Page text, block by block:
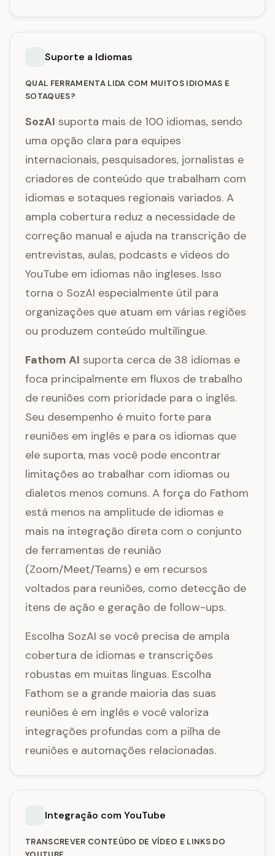
Suporte a Idiomas
QUAL FERRAMENTA LIDA COM MUITOS IDIOMAS E
SOTAQUES?
SozAI suporta mais de 100 idiomas, sendo
uma opção clara para equipes
internacionais, pesquisadores, jornalistas e
criadores de conteúdo que trabalham com
idiomas e sotaques regionais variados. A
ampla cobertura reduz a necessidade de
correção manual e ajuda na transcrição de
entrevistas, aulas, podcasts e vídeos do
YouTube em idiomas não ingleses. Isso
torna o SozAI especialmente útil para
organizações que atuam em várias regiões
ou produzem conteúdo multilíngue.
Fathom AI suporta cerca de 38 idiomas e
foca principalmente em fluxos de trabalho
de reuniões com prioridade para o inglês.
Seu desempenho é muito forte para
reuniões em inglês e para os idiomas que
ele suporta, mas você pode encontrar
limitações ao trabalhar com idiomas ou
dialetos menos comuns. A força do Fathom
está menos na amplitude de idiomas e
mais na integração direta com o conjunto
de ferramentas de reunião
(Zoom/Meet/Teams) e em recursos
voltados para reuniões, como detecção de
itens de ação e geração de follow-ups.
Escolha SozAI se você precisa de ampla
cobertura de idiomas e transcrições
robustas em muitas línguas. Escolha
Fathom se a grande maioria das suas
reuniões é em inglês e você valoriza
integrações profundas com a pilha de
reuniões e automações relacionadas.
Integração com YouTube
TRANSCREVER CONTEÚDO DE VÍDEO E LINKS DO